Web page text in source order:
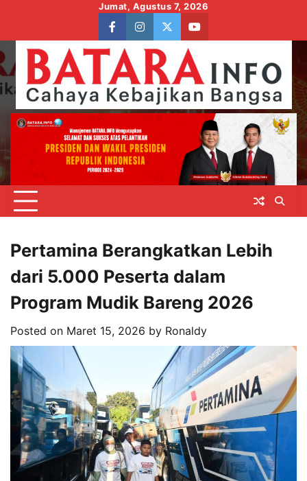
content
Jumat, Agustus 7, 2026
facebookinstagram
twitteryoutube
Pertamina Berangkatkan Lebih
dari 5.000 Peserta dalam
Program Mudik Bareng 2026
Posted on Maret 15, 2026 by Ronaldy